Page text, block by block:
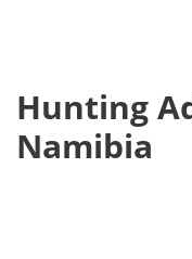
Hunting
Namibia